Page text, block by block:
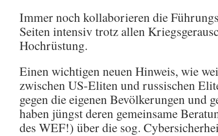
Immer noch kollaborieren die
Seiten intensiv trotz allen
Hochrüstung.
Einen wichtigen neuen Hinweis, wie
zwischen US-Eliten und russischen
gegen die eigenen Bevölkerungen und
haben jüngst deren gemeinsame
des WEF!) über die sog.